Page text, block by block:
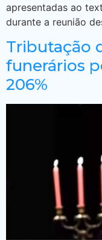
apresentadas ao
durante a reunião
Tributação
funerários
206%